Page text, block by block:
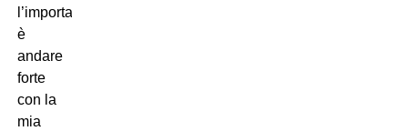
l’importante
è
andare
forte
con la
mia